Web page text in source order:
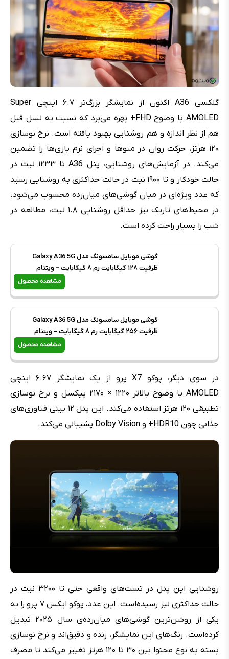
گلکسی A36 اکنون از نمایشگر بزرگ‌تر ۶.۷ اینچی Super
AMOLED با وضوح FHD+ بهره می‌برد که نسبت به نسل قبل
هم از نظر اندازه و هم روشنایی بهبود یافته است. نرخ نوسازی
۱۲۰ هرتز، حرکت روان در منوها و اجرای نرم بازی‌ها را تضمین
می‌کند. در آزمایش‌های روشنایی، پنل A36 تا ۱۲۳۳ نیت در
حالت خودکار و تا ۱۹۰۰ نیت در حالت حداکثری به روشنایی رسید
که عدد ویژه‌ای در میان گوشی‌های میان‌رده محسوب می‌شود.
در محیط‌های تاریک نیز حداقل روشنایی ۱.۸ نیت، مطالعه در
شب را بسیار راحت کرده است.
گوشی موبایل سامسونگ مدل Galaxy A36 5G
ظرفیت ۱۲۸ گیگابایت رم ۸ گیگابایت – ویتنام
مشاهده محصول
گوشی موبایل سامسونگ مدل Galaxy A36 5G
ظرفیت ۲۵۶ گیگابایت رم ۸ گیگابایت – ویتنام
مشاهده محصول
در سوی دیگر، پوکو X7 پرو از یک نمایشگر ۶.۶۷ اینچی
AMOLED با وضوح بالاتر ۱۲۲۰ × ۲۱۷۰ پیکسل و نرخ نوسازی
تطبیقی ۱۲۰ هرتز استفاده می‌کند. این پنل ۱۲ بیتی فناوری‌های
جذابی چون HDR10+ و Dolby Vision پشیبانی می‌کند.
روشنایی این پنل در تست‌های واقعی حتی تا ۳۲۰۰ نیت در
حالت حداکثری نیز رسیده‌است. این عدد، پوکو ایکس ۷ پرو را به
یکی از روشن‌ترین گوشی‌های میان‌رده‌ی سال ۲۰۲۵ تبدیل
کرده‌است. رنگ‌های این نمایشگر، زنده و دقیق‌اند و نرخ نوسازی
بسته به نوع محتوا بین ۳۰ تا ۱۲۰ هرتز تغییر می‌کند تا مصرف